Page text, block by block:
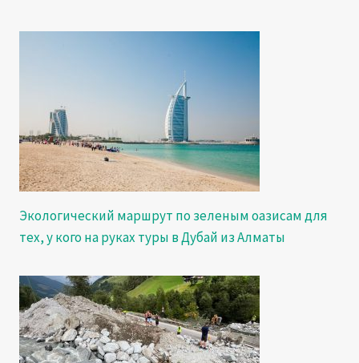
Экологический маршрут по зеленым оазисам для
тех, у кого на руках туры в Дубай из Алматы